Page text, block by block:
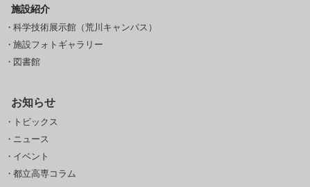
施設紹介
科学技術展示館（荒川キャンパス）
施設フォトギャラリー
図書館
お知らせ
トピックス
ニュース
イベント
都立高専コラム